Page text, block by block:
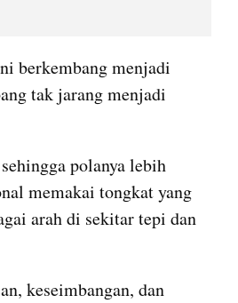
berkembang menjadi
tak jarang menjadi
polanya lebih
memakai tongkat yang
arah di sekitar tepi dan
keseimbangan, dan